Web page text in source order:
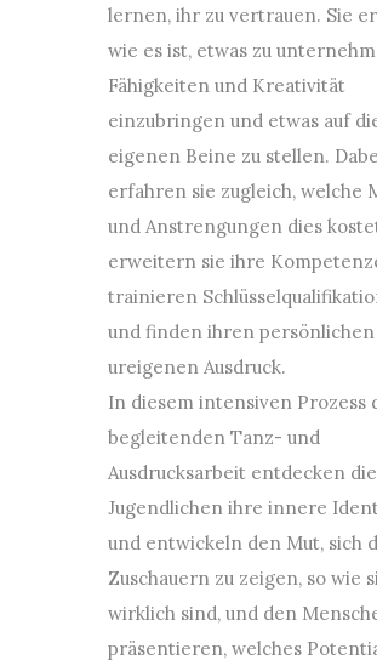
lernen, ihr zu vertrauen. Sie
wie es ist, etwas zu
Fähigkeiten und Kreativität
einzubringen und etwas auf
eigenen Beine zu stellen.
erfahren sie zugleich, welche
und Anstrengungen dies
erweitern sie ihre
trainieren
und finden ihren
ureigenen Ausdruck.
In diesem intensiven Prozess
begleitenden Tanz- und
Ausdrucksarbeit entdecken die
Jugendlichen ihre innere
und entwickeln den Mut, sich
Zuschauern zu zeigen, so wie
wirklich sind, und den
präsentieren, welches